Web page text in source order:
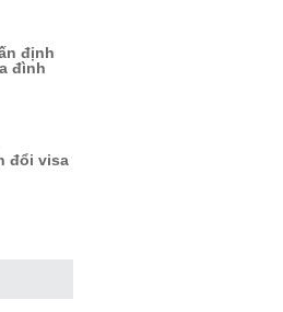
định
đình
đổi visa